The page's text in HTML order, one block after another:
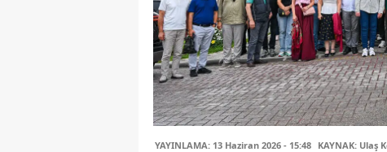
YAYINLAMA: 13 Haziran 2026 - 15:48 KAYNAK: Ulaş